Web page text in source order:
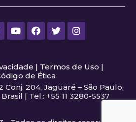
| Termos de Uso |
de Ética
Conj. 204, Jaguaré – São Paulo,
| Tel.: +55 11 3280-5537